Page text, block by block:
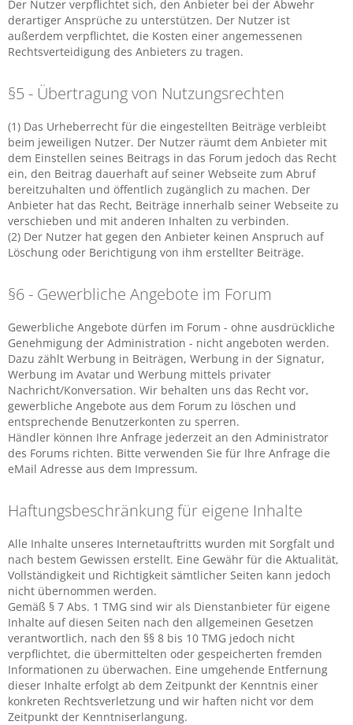
Der Nutzer verpflichtet sich, den Anbieter bei der Abwehr
derartiger Ansprüche zu unterstützen. Der Nutzer ist
außerdem verpflichtet, die Kosten einer angemessenen
Rechtsverteidigung des Anbieters zu tragen.
§5 - Übertragung von Nutzungsrechten
(1) Das Urheberrecht für die eingestellten Beiträge verbleibt
beim jeweiligen Nutzer. Der Nutzer räumt dem Anbieter mit
dem Einstellen seines Beitrags in das Forum jedoch das Recht
ein, den Beitrag dauerhaft auf seiner Webseite zum Abruf
bereitzuhalten und öffentlich zugänglich zu machen. Der
Anbieter hat das Recht, Beiträge innerhalb seiner Webseite zu
verschieben und mit anderen Inhalten zu verbinden.
(2) Der Nutzer hat gegen den Anbieter keinen Anspruch auf
Löschung oder Berichtigung von ihm erstellter Beiträge.
§6 - Gewerbliche Angebote im Forum
Gewerbliche Angebote dürfen im Forum - ohne ausdrückliche
Genehmigung der Administration - nicht angeboten werden.
Dazu zählt Werbung in Beiträgen, Werbung in der Signatur,
Werbung im Avatar und Werbung mittels privater
Nachricht/Konversation. Wir behalten uns das Recht vor,
gewerbliche Angebote aus dem Forum zu löschen und
entsprechende Benutzerkonten zu sperren.
Händler können Ihre Anfrage jederzeit an den Administrator
des Forums richten. Bitte verwenden Sie für Ihre Anfrage die
eMail Adresse aus dem Impressum.
Haftungsbeschränkung für eigene Inhalte
Alle Inhalte unseres Internetauftritts wurden mit Sorgfalt und
nach bestem Gewissen erstellt. Eine Gewähr für die Aktualität,
Vollständigkeit und Richtigkeit sämtlicher Seiten kann jedoch
nicht übernommen werden.
Gemäß § 7 Abs. 1 TMG sind wir als Dienstanbieter für eigene
Inhalte auf diesen Seiten nach den allgemeinen Gesetzen
verantwortlich, nach den §§ 8 bis 10 TMG jedoch nicht
verpflichtet, die übermittelten oder gespeicherten fremden
Informationen zu überwachen. Eine umgehende Entfernung
dieser Inhalte erfolgt ab dem Zeitpunkt der Kenntnis einer
konkreten Rechtsverletzung und wir haften nicht vor dem
Zeitpunkt der Kenntniserlangung.